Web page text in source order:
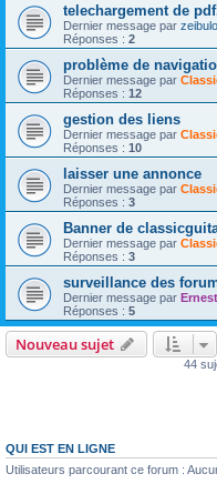
telechargement de
Dernier message par
Réponses : 2
problème de
Dernier message par
Réponses : 12
gestion des liens
Dernier message par
Réponses : 10
laisser une annonce
Dernier message par
Réponses : 3
Banner de
Dernier message par
Réponses : 3
surveillance des
Dernier message par
Réponses : 5
Nouveau sujet
44
QUI EST EN LIGNE
Utilisateurs parcourant ce forum :